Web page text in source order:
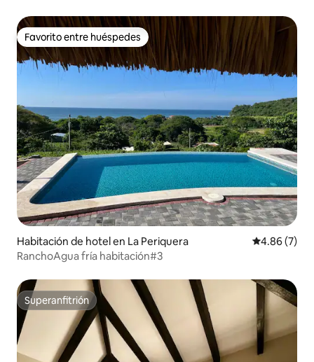
Favorito entre huéspedes
Favorito entre huéspedes
Habitación de hotel en La Periquera Calificación
4.86 (7)
RanchoAgua fría habitación#3
Superanfitrión
Superanfitrión